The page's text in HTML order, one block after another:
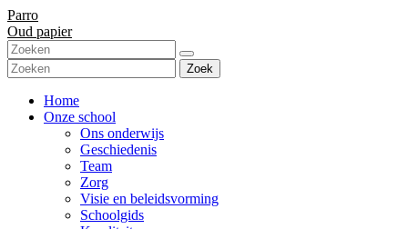
Parro
Oud papier
Zoek
Home
Onze school
Ons onderwijs
Geschiedenis
Team
Zorg
Visie en beleidsvorming
Schoolgids